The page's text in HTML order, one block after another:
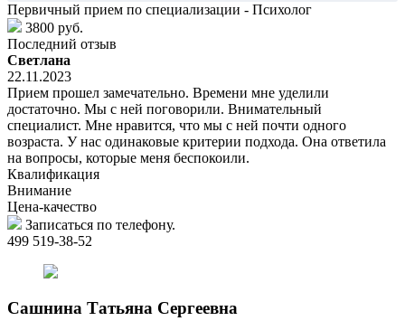
Первичный прием по специализации - Психолог
3800 руб.
Последний отзыв
Светлана
22.11.2023
Прием прошел замечательно. Времени мне уделили
достаточно. Мы с ней поговорили. Внимательный
специалист. Мне нравится, что мы с ней почти одного
возраста. У нас одинаковые критерии подхода. Она ответила
на вопросы, которые меня беспокоили.
Квалификация
Внимание
Цена-качество
Записаться по телефону.
499 519-38-52
Сашнина Татьяна Сергеевна